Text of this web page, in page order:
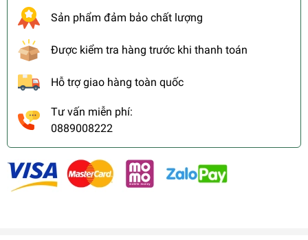
Sản phẩm đảm bảo chất lượng
Được kiểm tra hàng trước khi thanh toán
Hỗ trợ giao hàng toàn quốc
Tư vấn miễn phí:
0889008222